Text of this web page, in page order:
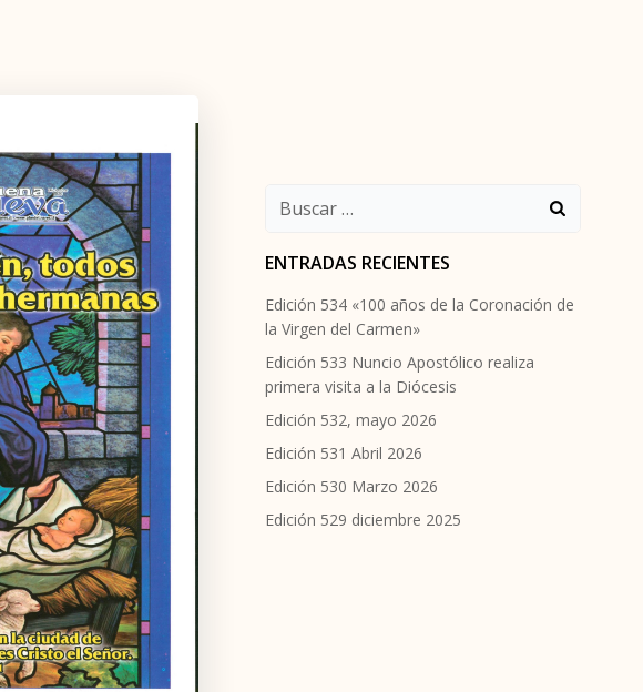
Buscar:
ENTRADAS RECIENTES
Edición 534 «100 años de la Coronación de
la Virgen del Carmen»
Edición 533 Nuncio Apostólico realiza
primera visita a la Diócesis
Edición 532, mayo 2026
Edición 531 Abril 2026
Edición 530 Marzo 2026
Edición 529 diciembre 2025